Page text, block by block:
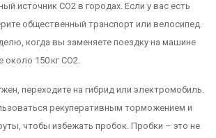
источник CO2 в городах. Если у вас есть
общественный транспорт или велосипед.
когда вы заменяете поездку на машине
150 кг CO2.
переходите на гибрид или электромобиль.
рекуперативным торможением и
чтобы избежать пробок. Пробки – это не